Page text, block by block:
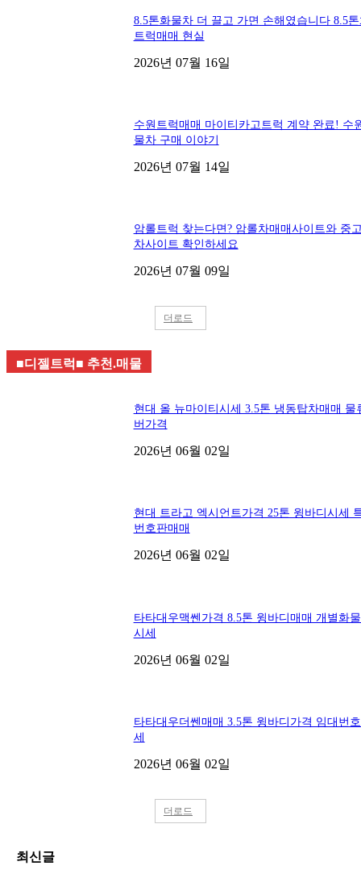
8.5톤화물차 더 끌고 가면 손해였습니다 8.5
트럭매매 현실
2026년 07월 16일
수원트럭매매 마이티카고트럭 계약 완료! 수
물차 구매 이야기
2026년 07월 14일
암롤트럭 찾는다면? 암롤차매매사이트와 중
차사이트 확인하세요
2026년 07월 09일
더로드
■디젤트럭■ 추천.매물
현대 올 뉴마이티시세 3.5톤 냉동탑차매매 물
버가격
2026년 06월 02일
현대 트라고 엑시언트가격 25톤 윙바디시세
번호판매매
2026년 06월 02일
타타대우맥쎈가격 8.5톤 윙바디매매 개별화
시세
2026년 06월 02일
타타대우더쎈매매 3.5톤 윙바디가격 임대번
세
2026년 06월 02일
더로드
최신글